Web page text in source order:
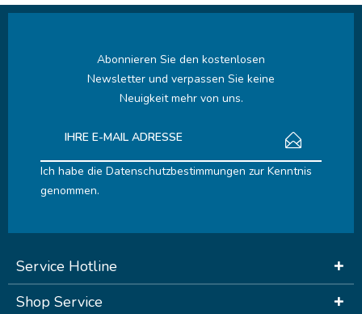
Abonnieren Sie den kostenlosen
Newsletter und verpassen Sie keine
Neuigkeit mehr von uns.
Ich habe die Datenschutzbestimmungen zur Kenntnis
genommen.
Service Hotline
Shop Service